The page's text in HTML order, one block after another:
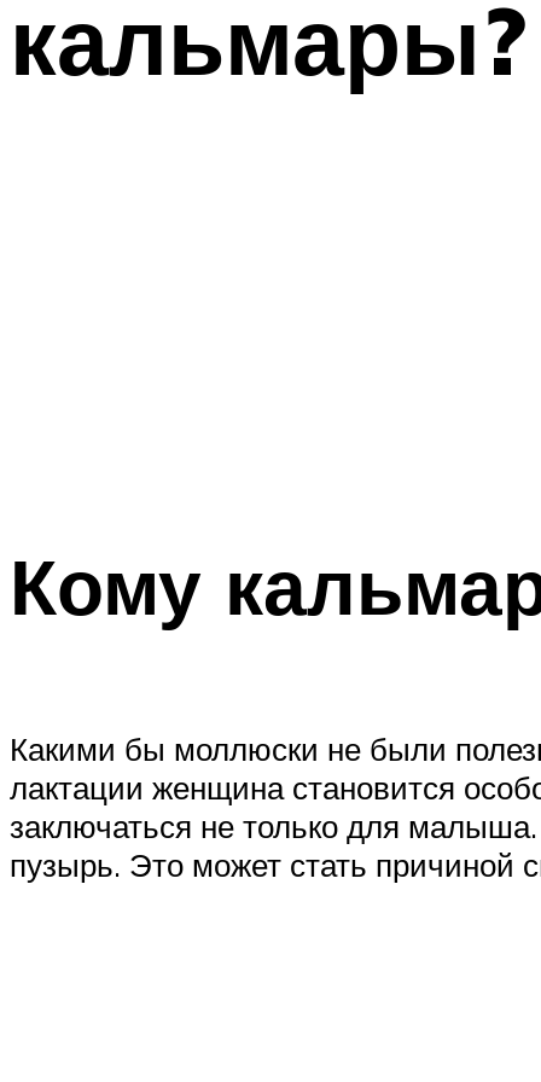
кальмары?
Кому
Какими бы моллюски не были
лактации женщина становится
заключаться не только для
пузырь. Это может стать